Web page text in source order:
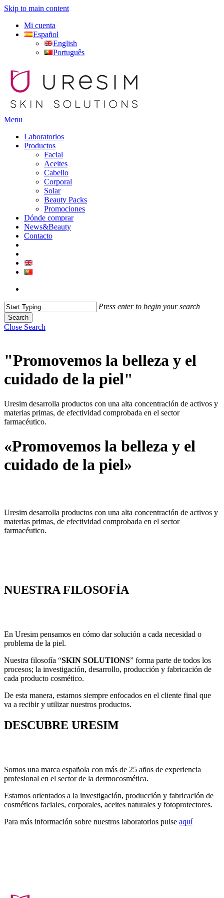
Skip to main content
Mi cuenta
Español
English
Português
Menu
Laboratorios
Productos
Facial
Aceites
Cabello
Corporal
Solar
Beauty Packs
Promociones
Dónde comprar
News&Beauty
Contacto
Press enter to begin your search
Search
Close Search
"Promovemos la belleza y el
cuidado de la piel"
Uresim desarrolla productos con una alta concentración de activos y
materias primas, de efectividad comprobada en el sector
farmacéutico.
«Promovemos la belleza y el
cuidado de la piel»
Uresim desarrolla productos con una alta concentración de activos y
materias primas, de efectividad comprobada en el sector
farmacéutico.
NUESTRA FILOSOFÍA
En Uresim pensamos en cómo dar solución a cada necesidad o
problema de la piel.
Nuestra filosofía “SKIN SOLUTIONS” forma parte de todos los
procesos; la investigación, desarrollo, producción y fabricación de
cada producto cosmético.
De esta manera, estamos siempre enfocados en el cliente final que
va a recibir y utilizar nuestros productos.
DESCUBRE URESIM
Somos una marca española con más de 25 años de experiencia
profesional en el sector de la dermocosmética.
Estamos orientados a la investigación, producción y fabricación de
cosméticos faciales, corporales, aceites naturales y fotoprotectores.
Para más información sobre nuestros laboratorios pulse aquí